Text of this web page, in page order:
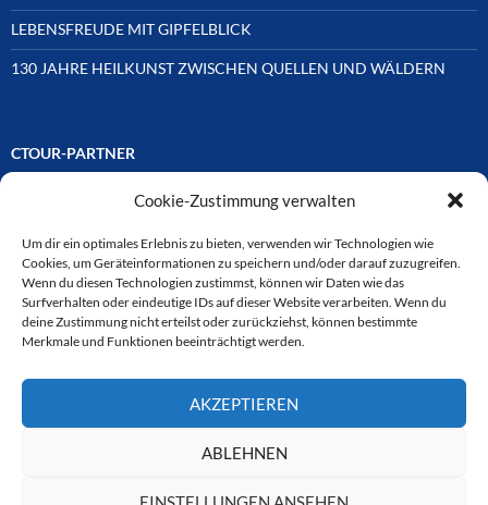
Cookie-Zustimmung verwalten
Um dir ein optimales Erlebnis zu bieten, verwenden wir Technologien wie
Cookies, um Geräteinformationen zu speichern und/oder darauf zuzugreifen.
Wenn du diesen Technologien zustimmst, können wir Daten wie das
Surfverhalten oder eindeutige IDs auf dieser Website verarbeiten. Wenn du
deine Zustimmung nicht erteilst oder zurückziehst, können bestimmte
Merkmale und Funktionen beeinträchtigt werden.
AKZEPTIEREN
ABLEHNEN
LEBENSFREUDE MIT GIPFELBLICK
130 JAHRE HEILKUNST ZWISCHEN QUELLEN UND WÄLDERN
CTOUR-PARTNER
Unsere Reisejournalisten-Vereinigung ist über Mitglieder und
ausgewählten Partnern der Medien- und Tourismusbranche
verbunden. Hier eine
Auswahl der Online-Plattformen:
CTOUR der Club der Tourismus-Journalisten. Wir freuen uns immer
über Anfragen von neuen Mitgliedern. Nehmen Sie bei Interesse über
das Kontaktformular Kontakt zu uns auf. CTOUR über 30 Jahre im
Dienst des Reisejournalismus.